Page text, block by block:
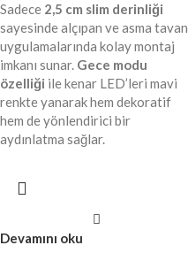
Sadece 2,5 cm slim derinliği
sayesinde alçıpan ve asma tavan
uygulamalarında kolay montaj
imkanı sunar. Gece modu
özelliği ile kenar LED’leri mavi
renkte yanarak hem dekoratif
hem de yönlendirici bir
aydınlatma sağlar.
Devamını oku